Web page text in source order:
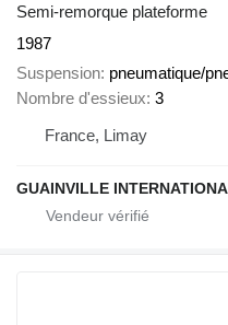
Semi-remorque plateforme
1987
Suspension pneumatique/
Nombre d'essieux 3
France, Limay
GUAINVILLE